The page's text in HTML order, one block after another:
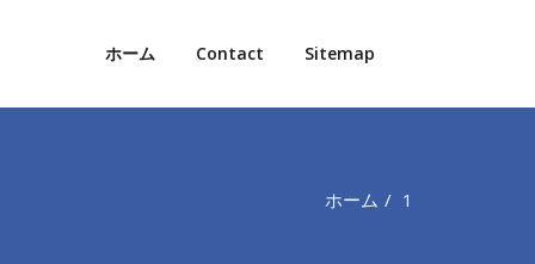
ホーム Contact Sitemap
ホーム 1